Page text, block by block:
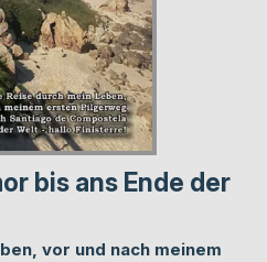
bis ans Ende der
vor und nach meinem